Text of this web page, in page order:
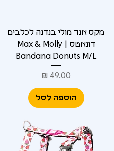
מקס אנד מולי בנדנה לכלבים
דונאטס | Max & Molly
Bandana Donuts M/L
מחיר
הוספה לסל